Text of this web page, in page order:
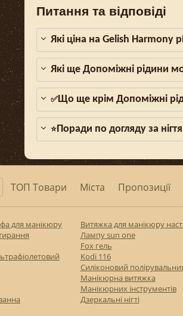
Питання та відповіді
Які ціна на Gelish Harmony
Які ще Допоміжні рідини
✅Що ще крім Допоміжні
⭐Поради по догляду за
ТОП Товари Міста Пропозиції
для манікюру
Витяжка для манікюру
Лампу sun one
Fox гель
Kodi 116
Силіконовий
Манікюрна витяжка
Манікюрних інструментів
Дзеркальні нігті